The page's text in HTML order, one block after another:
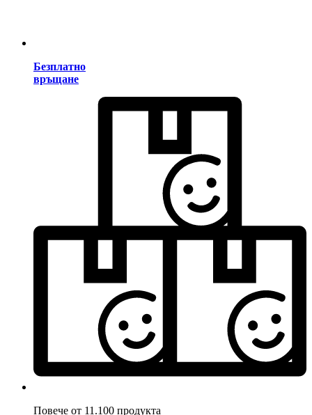
Безплатно
връщане
Повече от 11.100 продукта